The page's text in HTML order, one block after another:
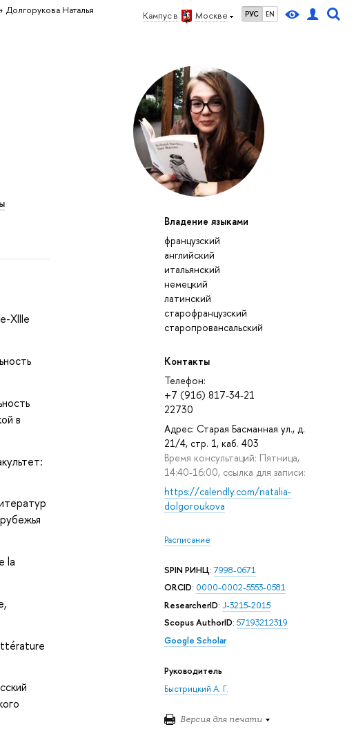
Кампус в Москве РУС EN
Долгорукова Наталья
Владение языками
французский
английский
итальянский
немецкий
латинский
старофранцузский
старопровансальский
Контакты
Телефон:
+7 (916) 817-34-21
22730
Адрес: Старая Басманная ул., д.
21/4, стр. 1, каб. 403
Время консультаций: Пятница,
14:40-16:00, ссылка для записи:
https://calendly.com/natalia-
dolgoroukova
Расписание
SPIN РИНЦ:7998-0671
ORCID: 0000-0002-5553-0581
ResearcherID: J-3215-2015
Scopus AuthorID: 57193212319
Google Scholar
Руководитель
Быстрицкий А. Г.
Версия для печати
XIIIe
в
la